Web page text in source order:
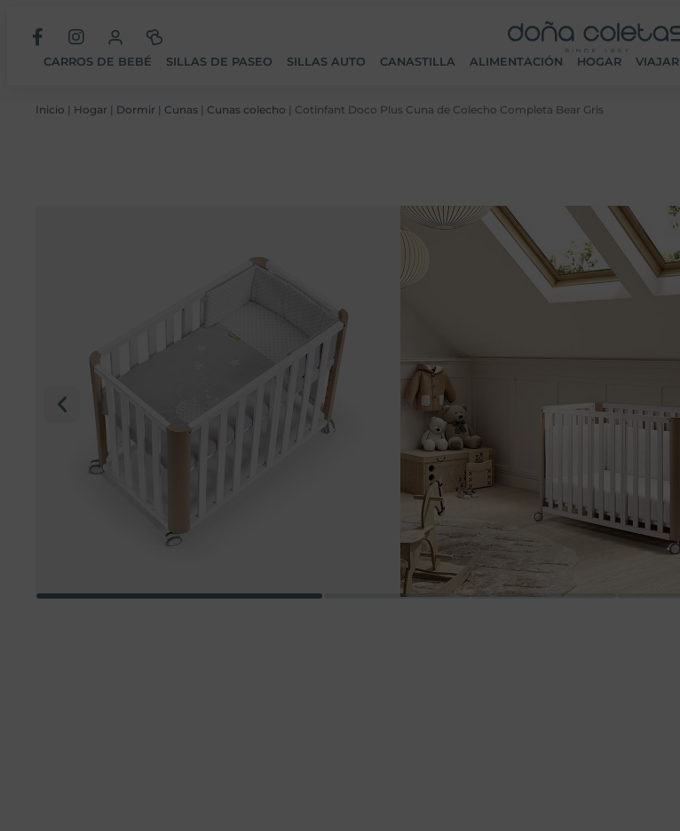
CARROS DE BEBÉ SILLAS DE PASEO SILLAS AUTO CANASTILLA ALIMENTACIÓN HOGAR VIAJAR
Inicio | Hogar | Dormir | Cunas | Cunas colecho | Cotinfant Doco Plus Cuna de Colecho Completa Bear Gris